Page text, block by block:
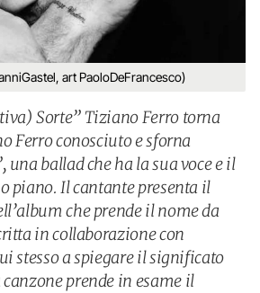
art PaoloDeFrancesco)
Sorte” Tiziano Ferro torna
Ferro conosciuto e sforna
una ballad che ha la sua voce e il
piano. Il cantante presenta il
che prende il nome da
in collaborazione con
stesso a spiegare il significato
prende in esame il